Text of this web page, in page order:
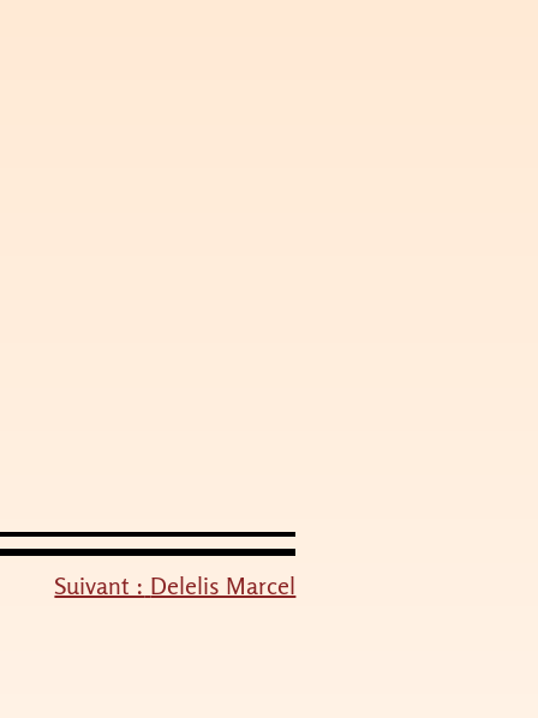
Suivant : Delelis Marcel